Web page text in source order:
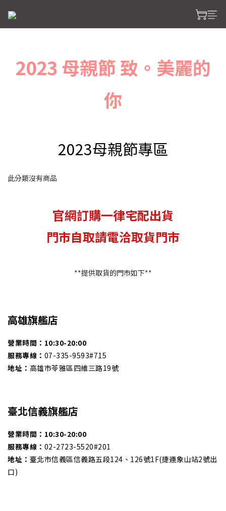
2023 母親節 致。美麗的
你
2023母親節專區
此分類沒有商品
官網訂購一律宅配出貨
門市自取請電洽取貨門市
**提供取貨的門市如下**
高雄旗艦店
營業時間：10:30-20:00
服務專線： 07-335-9593#715
地址： 高雄市苓雅區四維三路19號
臺北信義旗艦店
營業時間： 10:30-20:00
服務專線： 02-2723-5520#201
地址： 臺北市信義區信義路五段124、126號1F(捷運象山站2號出
口)